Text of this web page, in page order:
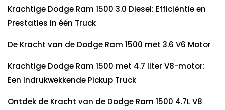
Krachtige Dodge Ram 1500 3.0 Diesel: Efficiëntie en
Prestaties in één Truck
De Kracht van de Dodge Ram 1500 met 3.6 V6 Motor
Krachtige Dodge Ram 1500 met 4.7 liter V8-motor:
Een Indrukwekkende Pickup Truck
Ontdek de Kracht van de Dodge Ram 1500 4.7L V8